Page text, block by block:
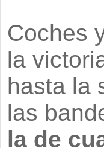
Coches
la
hasta la
las
la de